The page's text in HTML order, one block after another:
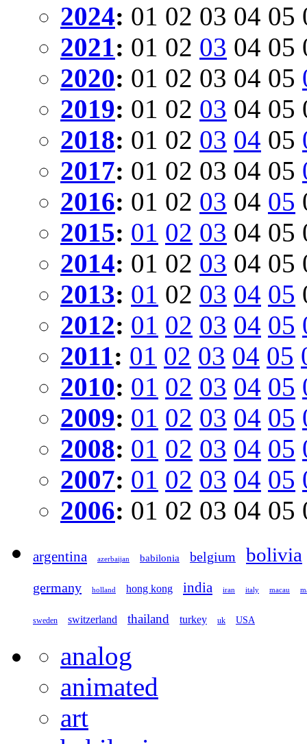
2024: 01 02 03 04 05
2021: 01 02 03 04 05
2020: 01 02 03 04 05
2019: 01 02 03 04 05
2018: 01 02 03 04 05
2017: 01 02 03 04 05
2016: 01 02 03 04 05
2015: 01 02 03 04 05
2014: 01 02 03 04 05
2013: 01 02 03 04 05
2012: 01 02 03 04 05
2011: 01 02 03 04 05
2010: 01 02 03 04 05
2009: 01 02 03 04 05
2008: 01 02 03 04 05
2007: 01 02 03 04 05
2006: 01 02 03 04 05
argentina azerbaijan babilonia belgium bolivia
germany holland hong kong india iran italy macau
sweden switzerland thailand turkey uk USA
analog
animated
art